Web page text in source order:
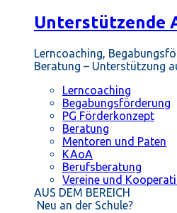
Unterstützende
Lerncoaching,
Beratung – Unterstützung
Lerncoaching
Begabungsförderung
PG Förderkonzept
Beratung
Mentoren und Paten
KAoA
Berufsberatung
Vereine und
AUS DEM BEREICH
Neu an der Schule?